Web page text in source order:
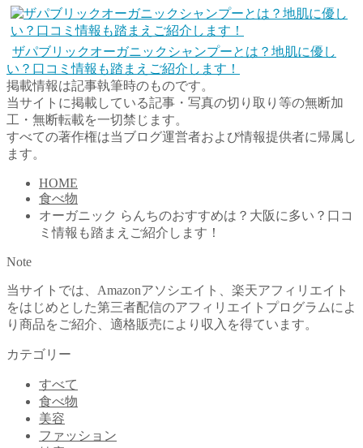
ザパブリックオーガニックシャンプーとは？地肌に優し
い？口コミ情報も踏まえご紹介します！
掲載情報は記事執筆時のものです。
当サイトに掲載している記事・写真の切り取り等の無断加
工・無断転載を一切禁じます。
すべての著作権は当ブログ運営者および情報提供者に帰属し
ます。
HOME
食べ物
オーガニック らんちのおすすめは？大阪に多い？口コ
ミ情報も踏まえご紹介します！
Note
当サイトでは、Amazonアソシエイト、楽天アフィリエイト
をはじめとした第三者配信のアフィリエイトプログラムによ
り商品をご紹介、適格販売により収入を得ています。
カテゴリー
すべて
食べ物
美容
ファッション